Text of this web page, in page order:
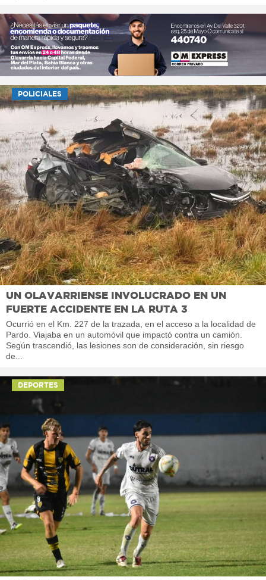
POLICIALES
UN OLAVARRIENSE INVOLUCRADO EN UN
FUERTE ACCIDENTE EN LA RUTA 3
Ocurrió en el Km. 227 de la trazada, en el acceso a la localidad de
Pardo. Viajaba en un automóvil que impactó contra un camión.
Según trascendió, las lesiones son de consideración, sin riesgo
de...
DEPORTES